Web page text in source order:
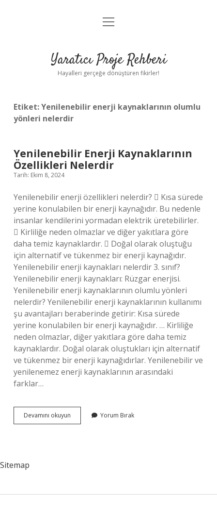
Anasayfa
Yasal Uyarı
menüyü
Yaratıcı Proje Rehberi
Hayalleri gerçeğe dönüştüren fikirler!
Etiket:Yenilenebilir enerji kaynaklarının olumlu
yönleri nelerdir
Yenilenebilir Enerji Kaynaklarının
Özellikleri Nelerdir
Tarih: Ekim 8, 2024
Yenilenebilir enerji özellikleri nelerdir?  Kısa sürede
yerine konulabilen bir enerji kaynağıdır. Bu nedenle
insanlar kendilerini yormadan elektrik üretebilirler.
 Kirliliğe neden olmazlar ve diğer yakıtlara göre
daha temiz kaynaklardır.  Doğal olarak oluştuğu
için alternatif ve tükenmez bir enerji kaynağıdır.
Yenilenebilir enerji kaynakları nelerdir 3. sınıf?
Yenilenebilir enerji kaynakları: Rüzgar enerjisi.
Yenilenebilir enerji kaynaklarının olumlu yönleri
nelerdir? Yenilenebilir enerji kaynaklarının kullanımı
şu avantajları beraberinde getirir: Kısa sürede
yerine konulabilen bir enerji kaynağıdır. … Kirliliğe
neden olmazlar, diğer yakıtlara göre daha temiz
kaynaklardır. Doğal olarak oluştukları için alternatif
ve tükenmez bir enerji kaynağıdırlar. Yenilenebilir ve
yenilenemez enerji kaynaklarının arasındaki
farklar…
Devamını okuyun Yenilenebilir
Enerji
Yorum Bırak
Sitemap